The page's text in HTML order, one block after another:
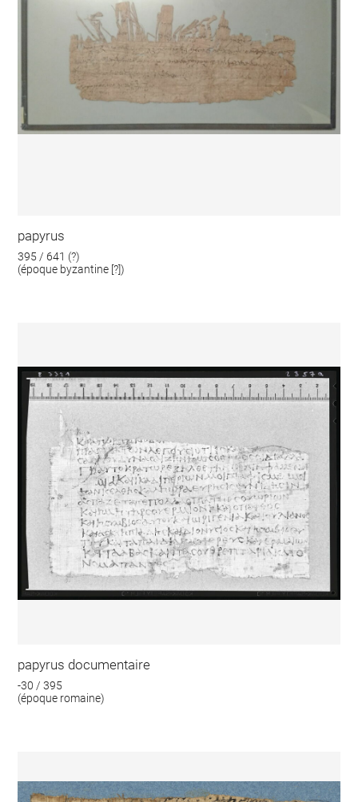
papyrus
395 / 641 (?)
(époque byzantine [?])
papyrus documentaire
-30 / 395
(époque romaine)